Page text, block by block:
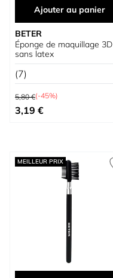
Ajouter au panier
BETER
Éponge de maquillage 3D
sans latex
(7)
Prix normal
5,80 €(-45%)
Prix spécial
3,19 €
MEILLEUR PRIX